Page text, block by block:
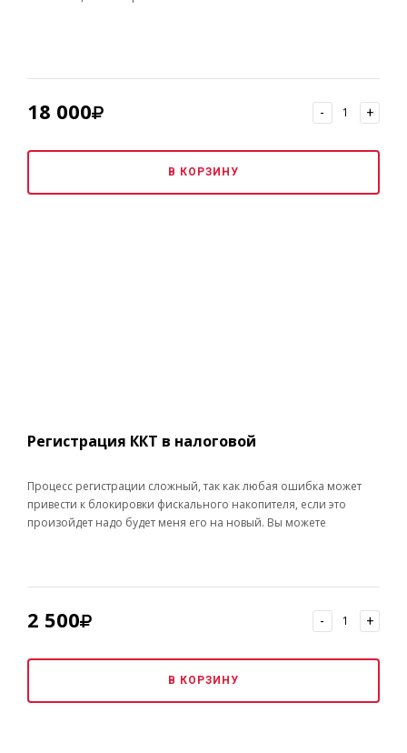
18 000 - +
В КОРЗИНУ
Регистрация ККТ в налоговой
Процесс регистрации сложный, так как любая ошибка может
привести к блокировки фискального накопителя, если это
произойдет надо будет меня его на новый. Вы можете
2 500 - +
В КОРЗИНУ